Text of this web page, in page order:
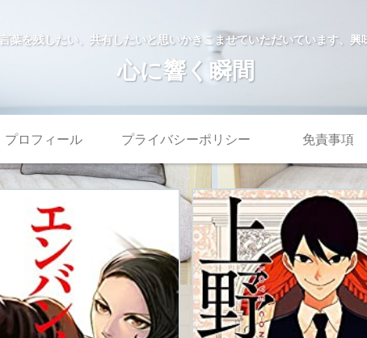
葉を残したい、共有したいと思いかきこませていただいています、
心に響く瞬間
プロフィール プライバシーポリシー 免責事項